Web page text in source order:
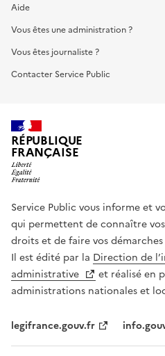
Aide
Vous êtes une administration ?
Vous êtes journaliste ?
Contacter Service Public
RÉPUBLIQUE
FRANÇAISE
Service Public vous informe et
qui permettent de connaître
droits et de faire vos
Il est édité par la Direction de
administrative
et réalisé en
administrations nationales et
legifrance.gouv.fr